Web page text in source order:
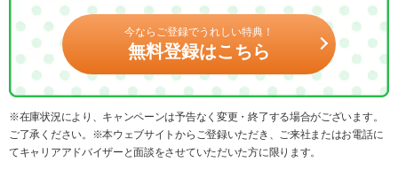
今ならご登録でうれしい特典！
無料登録はこちら
※在庫状況により、キャンペーンは予告なく変更・終了する場合がございます。
ご了承ください。※本ウェブサイトからご登録いただき、ご来社またはお電話に
てキャリアアドバイザーと面談をさせていただいた方に限ります。